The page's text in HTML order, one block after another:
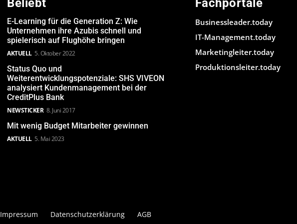
Beliebt
E-Learning für die Generation Z: Wie
Unternehmen ihre Azubis schnell und
spielerisch auf Flughöhe bringen
AKTUELL 5. Oktober 2022
Status Quo und
Weiterentwicklungspotenziale: SHS VIVEON
analysiert Kundenmanagement bei der
CreditPlus Bank
NEWSTICKER 8. Juni 2017
Mit wenig Budget Mitarbeiter gewinnen
AKTUELL 5. Mai 2023
Fachportale
Businessleader.today
IT-Management.today
Marketingleiter.today
Produktionsleiter.today
Impressum Datenschutzerklärung AGB